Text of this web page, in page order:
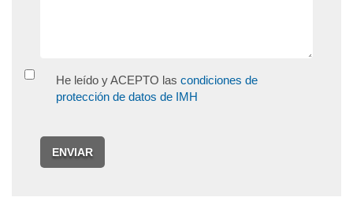
He leído y ACEPTO las condiciones de
protección de datos de IMH
ENVIAR